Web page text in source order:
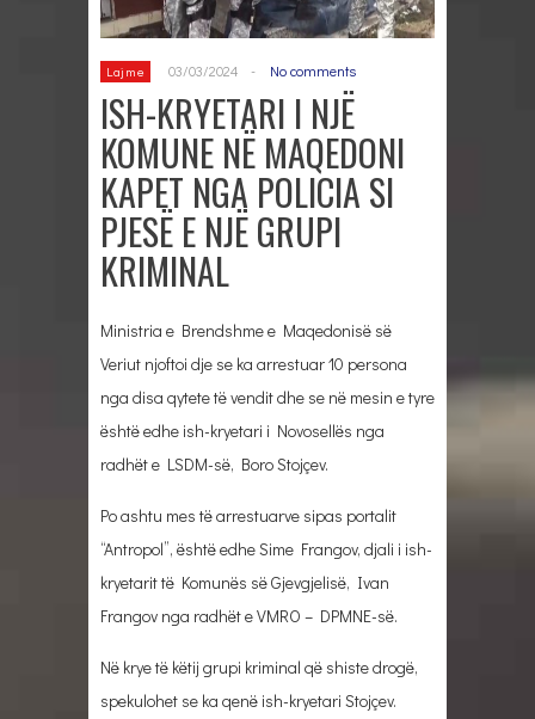
Lajme 03/03/2024 - No comments
ISH-KRYETARI I NJË
KOMUNE NË MAQEDONI
KAPET NGA POLICIA SI
PJESË E NJË GRUPI
KRIMINAL
Ministria e Brendshme e Maqedonisë së
Veriut njoftoi dje se ka arrestuar 10 persona
nga disa qytete të vendit dhe se në mesin e tyre
është edhe ish-kryetari i Novosellës nga
radhët e LSDM-së, Boro Stojçev.
Po ashtu mes të arrestuarve sipas portalit
“Antropol”, është edhe Sime Frangov, djali i ish-
kryetarit të Komunës së Gjevgjelisë, Ivan
Frangov nga radhët e VMRO – DPMNE-së.
Në krye të këtij grupi kriminal që shiste drogë,
spekulohet se ka qenë ish-kryetari Stojçev.